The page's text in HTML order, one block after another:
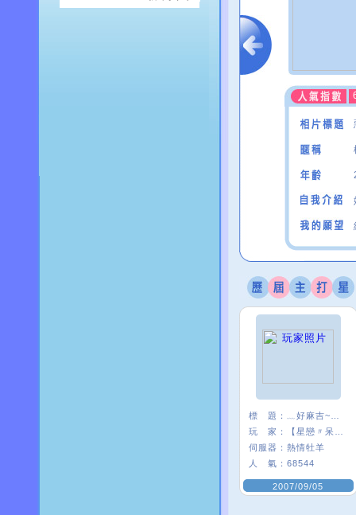
標 題：
玩 家：
伺服器： 熱情牡羊
人 氣： 68544
2007/09/05